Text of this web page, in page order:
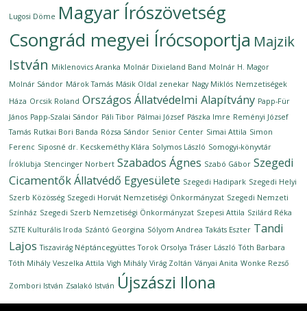
Lugosi Döme Magyar Írószövetség
Csongrád megyei Írócsoportja Majzik
István Miklenovics Aranka Molnár Dixieland Band Molnár H. Magor
Molnár Sándor Márok Tamás Másik Oldal zenekar Nagy Miklós Nemzetiségek
Háza Orcsik Roland Országos Állatvédelmi Alapítvány Papp-Für
János Papp-Szalai Sándor Páli Tibor Pálmai József Pászka Imre Reményi József
Tamás Rutkai Bori Banda Rózsa Sándor Senior Center Simai Attila Simon
Ferenc Siposné dr. Kecskeméthy Klára Solymos László Somogyi-könyvtár
Íróklubja Stencinger Norbert Szabados Ágnes Szabó Gábor Szegedi
Cicamentők Állatvédő Egyesülete Szegedi Hadipark Szegedi Helyi
Szerb Közösség Szegedi Horvát Nemzetiségi Önkormányzat Szegedi Nemzeti
Színház Szegedi Szerb Nemzetiségi Önkormányzat Szepesi Attila Szilárd Réka
SZTE Kulturális Iroda Szántó Georgina Sólyom Andrea Takáts Eszter Tandi
Lajos Tiszavirág Néptáncegyüttes Torok Orsolya Tráser László Tóth Barbara
Tóth Mihály Veszelka Attila Vigh Mihály Virág Zoltán Ványai Anita Wonke Rezső
Zombori István Zsalakó István Újszászi Ilona